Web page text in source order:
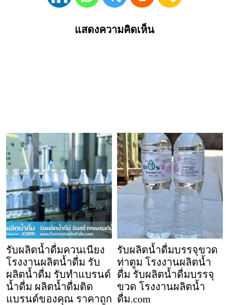
แสดงความคิดเห็น
รับผลิตน้ำดื่มควนเนียง
โรงงานผลิตน้ำดื่ม รับ
ผลิตน้ำดื่ม รับทำแบรนด์
น้ำดื่ม ผลิตน้ำดื่มติด
แบรนด์ของคุณ ราคาถูก
รับผลิตน้ำดื่มบรรจุขวด
ท่าตูม โรงงานผลิตน้ำ
ดื่ม รับผลิตน้ำดื่มบรรจุ
ขวด โรงงานผลิตน้ำ
ดื่ม.com